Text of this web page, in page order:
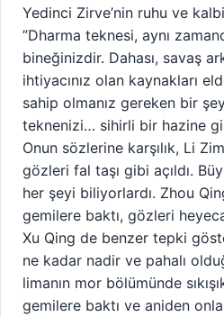
Yedinci Zirve’nin ruhu ve
”Dharma teknesi, aynı
bineğinizdir. Dahası, savaş
ihtiyacınız olan kaynakları
sahip olmanız gereken bir
teknenizi… sihirli bir hazine
Onun sözlerine karşılık, Li
gözleri fal taşı gibi açıldı.
her şeyi biliyorlardı. Zhou
gemilere baktı, gözleri
Xu Qing de benzer tepki
ne kadar nadir ve pahalı
limanın mor bölümünde
gemilere baktı ve aniden